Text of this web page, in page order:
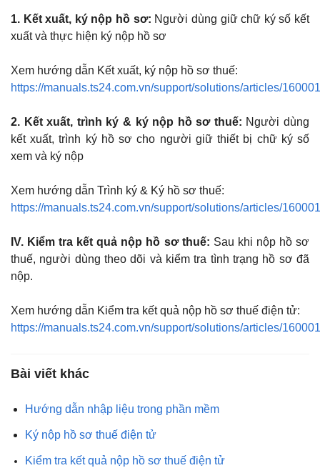
1. Kết xuất, ký nộp hồ sơ: Người dùng giữ chữ ký số kết
xuất và thực hiện ký nộp hồ sơ
Xem hướng dẫn Kết xuất, ký nộp hồ sơ thuế:
https://manuals.ts24.com.vn/support/solutions/articles/
2. Kết xuất, trình ký & ký nộp hồ sơ thuế: Người dùng
kết xuất, trình ký hồ sơ cho người giữ thiết bị chữ ký số
xem và ký nộp
Xem hướng dẫn Trình ký & Ký hồ sơ thuế:
https://manuals.ts24.com.vn/support/solutions/articles/
IV. Kiểm tra kết quả nộp hồ sơ thuế: Sau khi nộp hồ sơ
thuế, người dùng theo dõi và kiểm tra tình trạng hồ sơ đã
nộp.
Xem hướng dẫn Kiểm tra kết quả nộp hồ sơ thuế điện tử:
https://manuals.ts24.com.vn/support/solutions/articles/
Bài viết khác
Hướng dẫn nhập liệu trong phần mềm
Ký nộp hồ sơ thuế điện tử
Kiểm tra kết quả nộp hồ sơ thuế điện tử